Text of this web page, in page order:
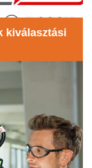
kiválasztási